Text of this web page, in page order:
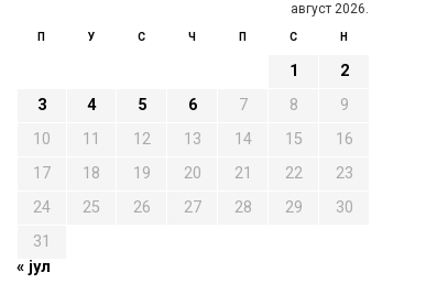
август 2026.
П У С Ч П С Н
1
2
3
4 5 6 7 8
9
10
11 12 13 14 15
16
17
18 19 20 21 22
23
24
25 26 27 28 29
30
31
« јул